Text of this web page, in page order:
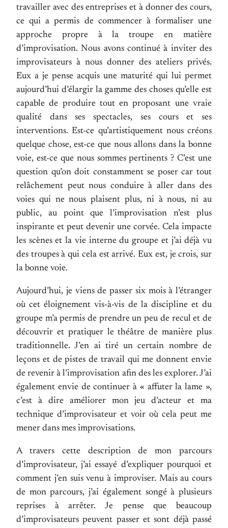
travailler avec des entreprises et à donner des cours,
ce qui a permis de commencer à formaliser une
approche propre à la troupe en matière
d’improvisation. Nous avons continué à inviter des
improvisateurs à nous donner des ateliers privés.
Eux a je pense acquis une maturité qui lui permet
aujourd’hui d’élargir la gamme des choses qu’elle est
capable de produire tout en proposant une vraie
qualité dans ses spectacles, ses cours et ses
interventions. Est-ce qu’artistiquement nous créons
quelque chose, est-ce que nous allons dans la bonne
voie, est-ce que nous sommes pertinents ? C’est une
question qu’on doit constamment se poser car tout
relâchement peut nous conduire à aller dans des
voies qui ne nous plaisent plus, ni à nous, ni au
public, au point que l’improvisation n’est plus
inspirante et peut devenir une corvée. Cela impacte
les scènes et la vie interne du groupe et j’ai déjà vu
des troupes à qui cela est arrivé. Eux est, je crois, sur
la bonne voie.
Aujourd’hui, je viens de passer six mois à l’étranger
où cet éloignement vis-à-vis de la discipline et du
groupe m’a permis de prendre un peu de recul et de
découvrir et pratiquer le théâtre de manière plus
traditionnelle. J’en ai tiré un certain nombre de
leçons et de pistes de travail qui me donnent envie
de revenir à l’improvisation afin des les explorer. J’ai
également envie de continuer à « affuter la lame »,
c’est à dire améliorer mon jeu d’acteur et ma
technique d’improvisateur et voir où cela peut me
mener dans mes improvisations.
A travers cette description de mon parcours
d’improvisateur, j’ai essayé d’expliquer pourquoi et
comment j’en suis venu à improviser. Mais au cours
de mon parcours, j’ai également songé à plusieurs
reprises à arrêter. Je pense que beaucoup
d’improvisateurs peuvent passer et sont déjà passé